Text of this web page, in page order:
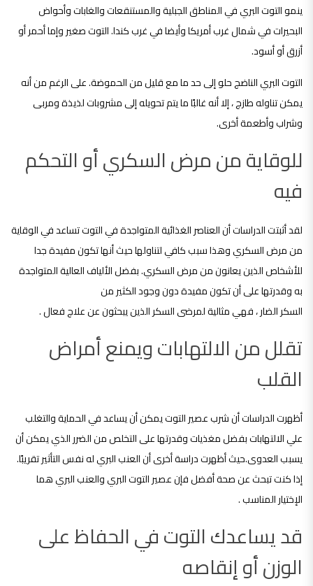
ينمو التوت البري في المناطق الجبلية والمستنقعات والغابات وأحواض
البحيرات في شمال غرب أمريكا وأيضا في غرب كندا. التوت صغير وإما أحمر أو
أزرق أو أسود.
التوت البري الناضج حلو إلى حد ما مع قليل من الحموضة. على الرغم من أنه
يمكن تناوله طازج ، إلا أنه غالبًا ما يتم تحويله إلى مشروبات لذيذة ومربى
وشراب وأطعمة أخرى.
للوقاية من مرض السكري أو التحكم
فيه
لقد أثبتت الدراسات أن العناصر الغذائية المتواجدة في التوت تساعد في الوقاية
من مرض السكري وهذا سبب كافي لتناولها حيث أنها تكون مفيدة جدا
للأشخاص الذين يعانون من مرض السكري. بفضل الألياف العالية المتواجدة
به وقدرتها على أن تكون مفيدة دون وجود الكثير من
السكر الضار ، فهي مثالية لمرضى السكر الذين يبحثون عن علاج فعال .
تقلل من الالتهابات ويمنع أمراض
القلب
أظهرت الدراسات أن شرب عصير التوت يمكن أن يساعد في الحماية والتغلب
علي الالتهابات بفضل مغذيات وقدرتها على التخلص من الضرر الذي يمكن أن
يسبب العدوى.حيث أظهرت دراسة أخرى أن العنب البري له نفس التأثير تقريبًا.
إذا كنت تبحث عن صحة أفضل فإن عصير التوت البري والعنب البري هما
الإختيار المناسب .
قد يساعدك التوت في الحفاظ على
الوزن أو إنقاصه